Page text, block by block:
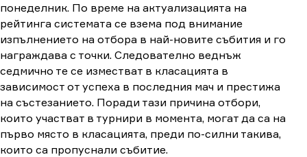
понеделник. По време на актуализацията на
рейтинга системата се взема под внимание
изпълнението на отбора в най-новите събития и го
награждава с точки. Следователно веднъж
седмично те се изместват в класацията в
зависимост от успеха в последния мач и престижа
на състезанието. Поради тази причина отбори,
които участват в турнири в момента, могат да са на
първо място в класацията, преди по-силни такива,
които са пропуснали събитие.